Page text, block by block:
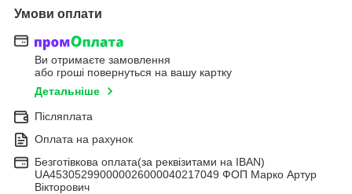
Умови оплати
Ви отримаєте замовлення
або гроші повернуться на вашу картку
Детальніше
Післяплата
Оплата на рахунок
Безготівкова оплата(за реквізитами на IBAN)
UA453052990000026000040217049 ФОП Марко Артур
Вікторович